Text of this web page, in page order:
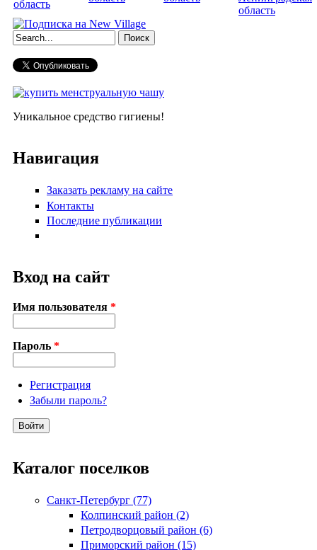
область
область
Форма поиска
Уникальное средство гигиены!
Навигация
Заказать рекламу на сайте
Контакты
Последние публикации
Вход на сайт
Имя пользователя *
Пароль *
Регистрация
Забыли пароль?
Каталог поселков
Санкт-Петербург (77)
Колпинский район (2)
Петродворцовый район (6)
Приморский район (15)